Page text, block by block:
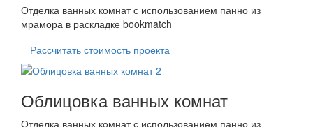
Отделка ванных комнат с использованием панно из
мрамора в раскладке bookmatch
Рассчитать стоимость проекта
Облицовка ванных комнат
Отделка ванных комнат с использованием панно из